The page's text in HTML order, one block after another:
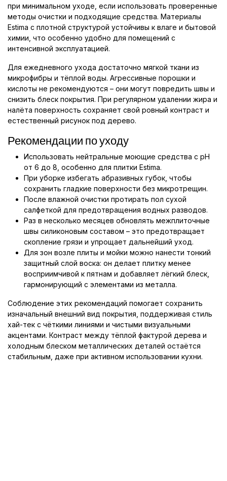
при минимальном уходе, если использовать проверенные
методы очистки и подходящие средства. Материалы
Estima с плотной структурой устойчивы к влаге и бытовой
химии, что особенно удобно для помещений с
интенсивной эксплуатацией.
Для ежедневного ухода достаточно мягкой ткани из
микрофибры и тёплой воды. Агрессивные порошки и
кислоты не рекомендуются – они могут повредить швы и
снизить блеск покрытия. При регулярном удалении жира и
налёта поверхность сохраняет свой ровный контраст и
естественный рисунок под дерево.
Рекомендации по уходу
Использовать нейтральные моющие средства с pH
от 6 до 8, особенно для плитки Estima.
При уборке избегать абразивных губок, чтобы
сохранить гладкие поверхности без микротрещин.
После влажной очистки протирать пол сухой
салфеткой для предотвращения водных разводов.
Раз в несколько месяцев обновлять межплиточные
швы силиконовым составом – это предотвращает
скопление грязи и упрощает дальнейший уход.
Для зон возле плиты и мойки можно нанести тонкий
защитный слой воска: он делает плитку менее
восприимчивой к пятнам и добавляет лёгкий блеск,
гармонирующий с элементами из металла.
Соблюдение этих рекомендаций помогает сохранить
изначальный внешний вид покрытия, поддерживая стиль
хай-тек с чёткими линиями и чистыми визуальными
акцентами. Контраст между тёплой фактурой дерева и
холодным блеском металлических деталей остаётся
стабильным, даже при активном использовании кухни.